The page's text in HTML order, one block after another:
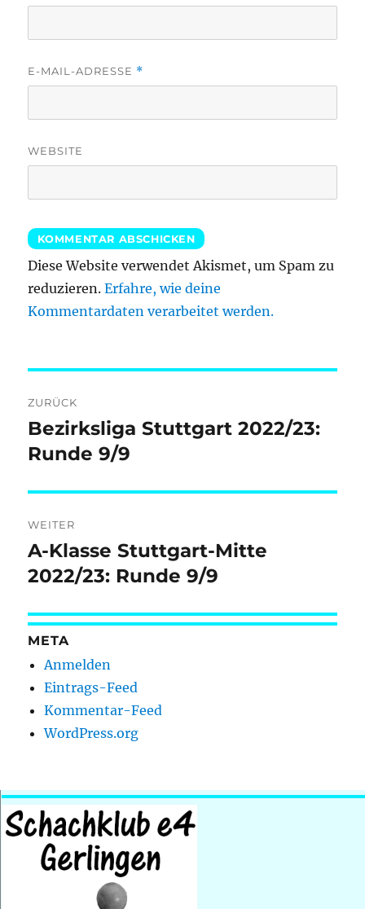
E-MAIL-ADRESSE *
WEBSITE
Diese Website verwendet Akismet, um Spam zu
reduzieren.Erfahre, wie deine
Kommentardaten verarbeitet werden.
ZURÜCK
Vorheriger
Beitrag:
Bezirksliga Stuttgart 2022/23:
Runde 9/9
WEITER
Nächster
Beitrag:
A-Klasse Stuttgart-Mitte
2022/23: Runde 9/9
META
Anmelden
Eintrags-Feed
Kommentar-Feed
WordPress.org